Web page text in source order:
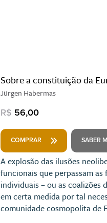
Sobre a constituição da
Jürgen Habermas
R$ 56,00
COMPRAR SABER
A explosão das ilusões
funcionais que perpassam
individuais – ou as coalizões
em certa medida por tal
comunidade cosmopolita de